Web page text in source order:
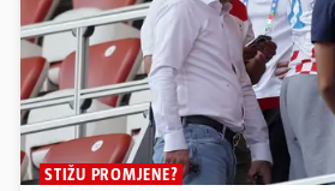
STIŽU PROMJENE?